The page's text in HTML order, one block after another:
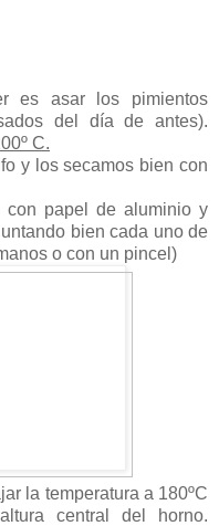
es asar los pimientos
del día de antes).
C.
y los secamos bien con
con papel de aluminio y
bien cada uno de
o con un pincel)
la temperatura a 180ºC
central del horno.